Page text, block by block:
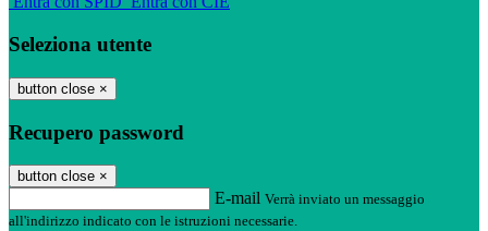
Seleziona utente
button close ×
Recupero password
button close ×
E-mail Verrà inviato un messaggio
all'indirizzo indicato con le istruzioni necessarie.